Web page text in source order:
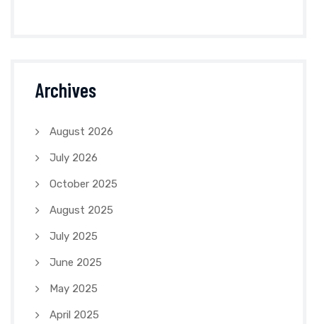
Archives
August 2026
July 2026
October 2025
August 2025
July 2025
June 2025
May 2025
April 2025